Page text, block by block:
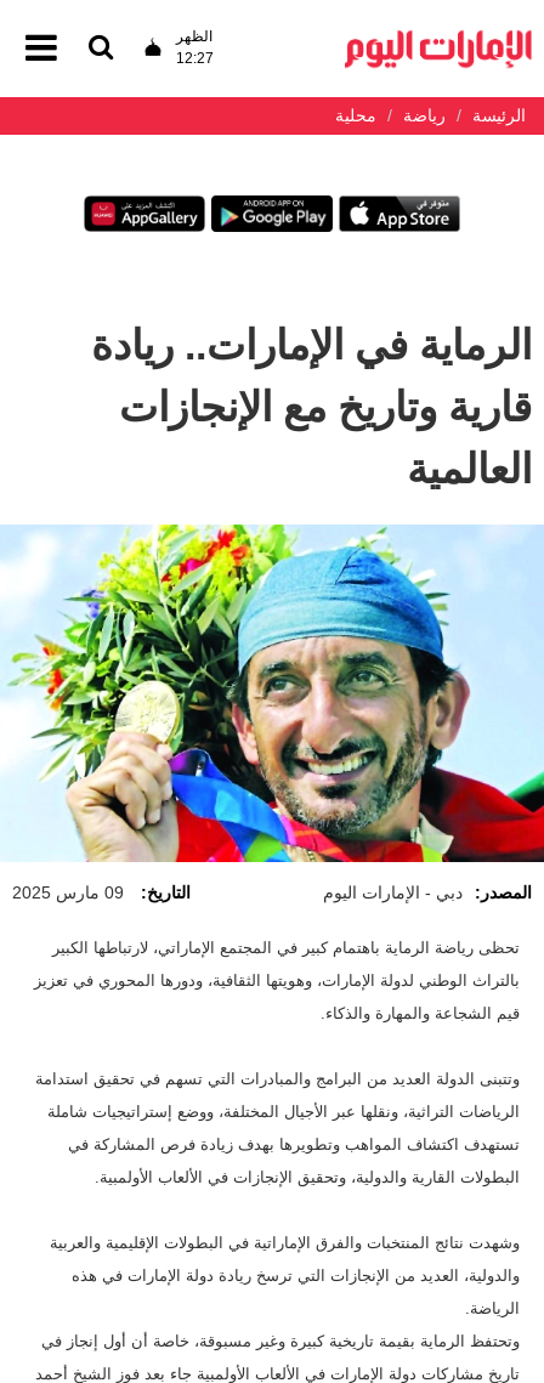
الظهر
12:27
الرئيسة رياضة محلية
الرماية في الإمارات.. ريادة
قارية وتاريخ مع الإنجازات
العالمية
المصدر: دبي - الإمارات اليوم التاريخ: 09 مارس 2025
تحظى رياضة الرماية باهتمام كبير في المجتمع الإماراتي، لارتباطها الكبير
بالتراث الوطني لدولة الإمارات، وهويتها الثقافية، ودورها المحوري في تعزيز
قيم الشجاعة والمهارة والذكاء.
وتتبنى الدولة العديد من البرامج والمبادرات التي تسهم في تحقيق استدامة
الرياضات التراثية، ونقلها عبر الأجيال المختلفة، ووضع إستراتيجيات شاملة
تستهدف اكتشاف المواهب وتطويرها بهدف زيادة فرص المشاركة في
البطولات القارية والدولية، وتحقيق الإنجازات في الألعاب الأولمبية.
وشهدت نتائج المنتخبات والفرق الإماراتية في البطولات الإقليمية والعربية
والدولية، العديد من الإنجازات التي ترسخ ريادة دولة الإمارات في هذه
الرياضة.
وتحتفظ الرماية بقيمة تاريخية كبيرة وغير مسبوقة، خاصة أن أول إنجاز في
تاريخ مشاركات دولة الإمارات في الألعاب الأولمبية جاء بعد فوز الشيخ أحمد